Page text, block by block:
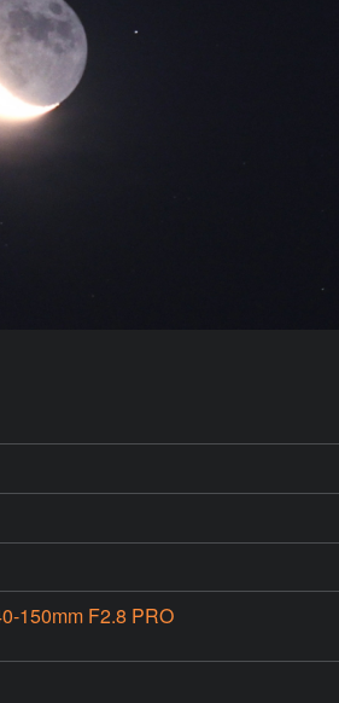
150mm F2.8 PRO